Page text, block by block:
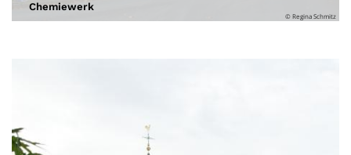
Chemiewerk
© Regina Schmitz